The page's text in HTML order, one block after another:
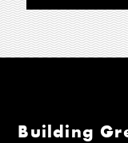
Building